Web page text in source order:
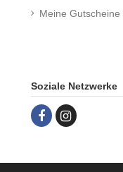
Meine Gutscheine
Soziale Netzwerke